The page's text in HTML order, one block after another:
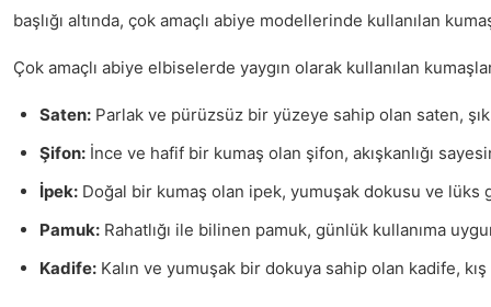
başlığı altında, çok amaçlı abiye modellerinde kullanılan
Çok amaçlı abiye elbiselerde yaygın olarak kullanılan
Saten: Parlak ve pürüzsüz bir yüzeye sahip olan saten,
Şifon: İnce ve hafif bir kumaş olan şifon, akışkanlığı
İpek: Doğal bir kumaş olan ipek, yumuşak dokusu ve
Pamuk: Rahatlığı ile bilinen pamuk, günlük kullanıma
Kadife: Kalın ve yumuşak bir dokuya sahip olan kadife,